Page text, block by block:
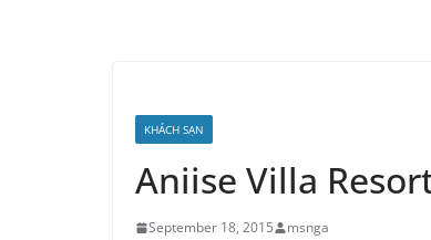
KHÁCH SẠN
Aniise Villa
September 18, 2015 msnga